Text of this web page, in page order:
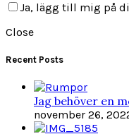
Ja, lägg till mig på
Close
Recent Posts
Jag behöver en
november 26,